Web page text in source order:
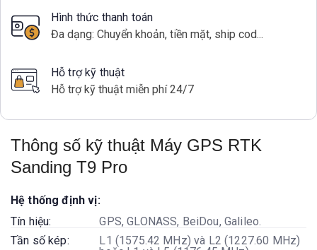
Hình thức thanh toán
Đa dạng: Chuyển khoản, tiền mặt, ship cod...
Hỗ trợ kỹ thuật
Hỗ trợ kỹ thuật miễn phí 24/7
Thông số kỹ thuật Máy GPS RTK
Sanding T9 Pro
Hệ thống định vị:
Tín hiệu:
GPS, GLONASS, BeiDou, Galileo.
Tần số kép:
L1 (1575.42 MHz) và L2 (1227.60 MHz)